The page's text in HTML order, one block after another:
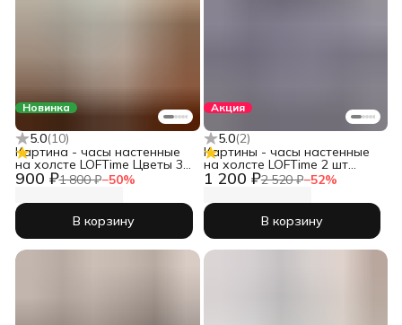
Новинка
5.0(10)
900 ₽1 800 ₽−50%
Картина - часы настенные
на холсте LOFTime Цветы 3D
бел мрамор
В корзину
Акция
5.0(2)
1 200 ₽2 520 ₽−52%
Картины - часы настенные
на холсте LOFTime 2 шт
30Х40 ДЕВУШКИ ЧЕРН ЗОЛ
Ч-623-3040
В корзину